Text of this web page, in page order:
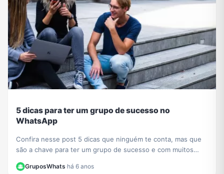
5 dicas para ter um grupo de sucesso no
WhatsApp
Confira nesse post 5 dicas que ninguém te conta, mas que
são a chave para ter um grupo de sucesso e com muitos
GruposWhats·há 6 anos